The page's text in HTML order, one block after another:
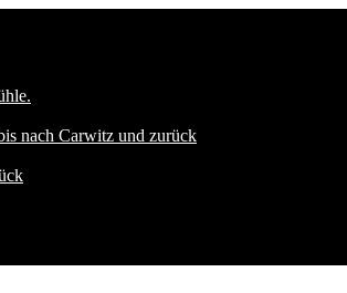
nach Carwitz und zurück